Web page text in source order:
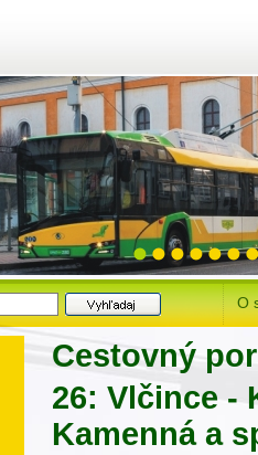
O
Cestovný
26: Vlčince -
Kamenná a